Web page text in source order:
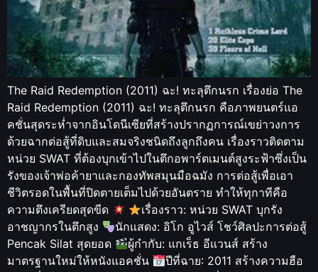
The Raid Redemption (2011) ฉะ! ทะลุตึกนรก เรื่องย่อ The
Raid Redemption (2011) ฉะ! ทะลุตึกนรก คือภาพยนตร์แอ
คชั่นสุดระห่ำจากอินโดนีเซียที่สร้างปรากฏการณ์เขย่าวงการ
ด้วยฉากต่อสู้ที่ดิบและสมจริงชนิดถึงลูกถึงคน เรื่องราวติดตาม
หน่วย SWAT ที่ต้องบุกเข้าไปในตึกอพาร์ตเมนต์สูงระฟ้าซึ่งเป็น
รังของเจ้าพ่อค้ายาและกองทัพสมุนมือฉมัง การต่อสู้เพื่อเอา
ชีวิตรอดในพื้นที่ปิดตายเต็มไปด้วยอันตราย ทำให้ทุกาทีคือ
ความตึงเครียดสุดขีด
เรื่องราว: หน่วย SWAT บุกรัง
อาชญากรในตึกสูง
นักแสดง: อิโก อูไวส์ โชว์ศิลปะการต่อสู้
Pencak Silat สุดยอด
ผู้กำกับ: แกเร็ธ อีแวนส์ สร้าง
มาตรฐานใหม่ให้หนังแอคชั่น
ปีที่ฉาย: 2011 สร้างความฮือ